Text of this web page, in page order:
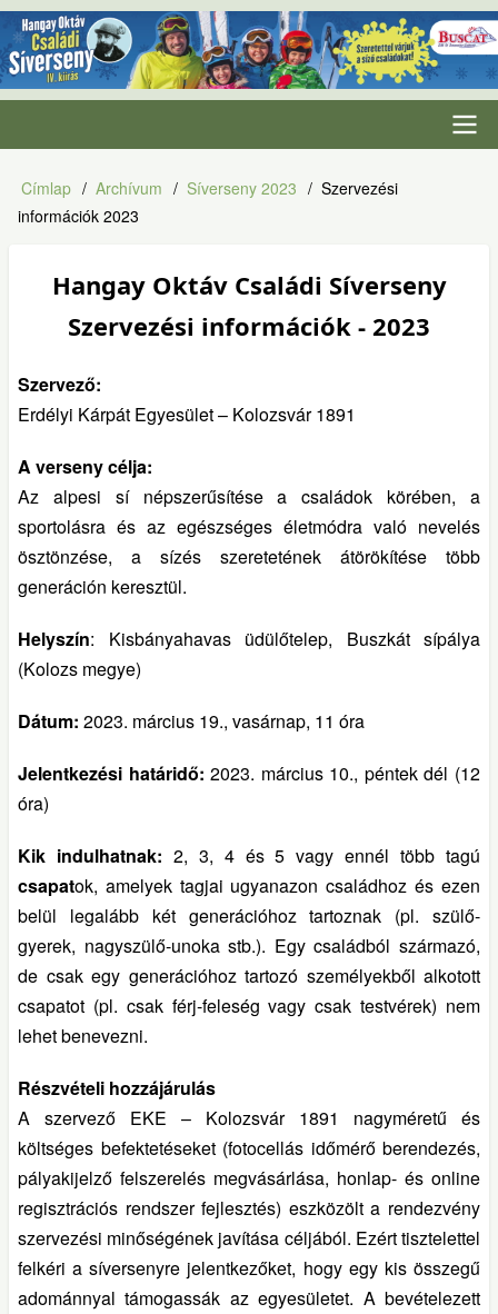
Ugrás
a
tartalomra
Fő
navigáció
Morzsa
Címlap Archívum Síverseny 2023
Szervezési
információk 2023
Hangay Oktáv Családi Síverseny
Szervezési információk - 2023
Szervező:
Erdélyi Kárpát Egyesület – Kolozsvár 1891
A verseny célja:
Az alpesi sí népszerűsítése a családok körében, a
sportolásra és az egészséges életmódra való nevelés
ösztönzése, a sízés szeretetének átörökítése több
generáción keresztül.
Helyszín: Kisbányahavas üdülőtelep, Buszkát sípálya
(Kolozs megye)
Dátum: 2023. március 19., vasárnap, 11 óra
Jelentkezési határidő:2023. március 10., péntek dél (12
óra)
Kik indulhatnak: 2, 3, 4 és 5 vagy ennél több tagú
csapatok, amelyek tagjai ugyanazon családhoz és ezen
belül legalább két generációhoz tartoznak (pl. szülő-
gyerek, nagyszülő-unoka stb.). Egy családból származó,
de csak egy generációhoz tartozó személyekből alkotott
csapatot (pl. csak férj-feleség vagy csak testvérek) nem
lehet benevezni.
Részvételi hozzájárulás
A szervező EKE – Kolozsvár 1891 nagyméretű és
költséges befektetéseket (fotocellás időmérő berendezés,
pályakijelző felszerelés megvásárlása, honlap- és online
regisztrációs rendszer fejlesztés) eszközölt a rendezvény
szervezési minőségének javítása céljából. Ezért tisztelettel
felkéri a síversenyre jelentkezőket, hogy egy kis összegű
adománnyal támogassák az egyesületet. A bevételezett